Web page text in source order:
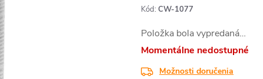
Kód: CW-1077
Položka bola vypredaná…
Momentálne nedostupné
Možnosti doručenia